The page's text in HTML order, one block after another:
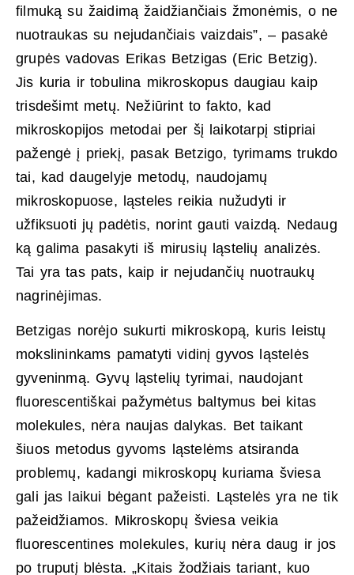
filmuką su žaidimą žaidžiančiais žmonėmis, o ne
nuotraukas su nejudančiais vaizdais”, – pasakė
grupės vadovas Erikas Betzigas (Eric Betzig).
Jis kuria ir tobulina mikroskopus daugiau kaip
trisdešimt metų. Nežiūrint to fakto, kad
mikroskopijos metodai per šį laikotarpį stipriai
pažengė į priekį, pasak Betzigo, tyrimams trukdo
tai, kad daugelyje metodų, naudojamų
mikroskopuose, ląsteles reikia nužudyti ir
užfiksuoti jų padėtis, norint gauti vaizdą. Nedaug
ką galima pasakyti iš mirusių ląstelių analizės.
Tai yra tas pats, kaip ir nejudančių nuotraukų
nagrinėjimas.
Betzigas norėjo sukurti mikroskopą, kuris leistų
mokslininkams pamatyti vidinį gyvos ląstelės
gyveninmą. Gyvų ląstelių tyrimai, naudojant
fluorescentiškai pažymėtus baltymus bei kitas
molekules, nėra naujas dalykas. Bet taikant
šiuos metodus gyvoms ląstelėms atsiranda
problemų, kadangi mikroskopų kuriama šviesa
gali jas laikui bėgant pažeisti. Ląstelės yra ne tik
pažeidžiamos. Mikroskopų šviesa veikia
fluorescentines molekules, kurių nėra daug ir jos
po truputį blėsta. „Kitais žodžiais tariant, kuo